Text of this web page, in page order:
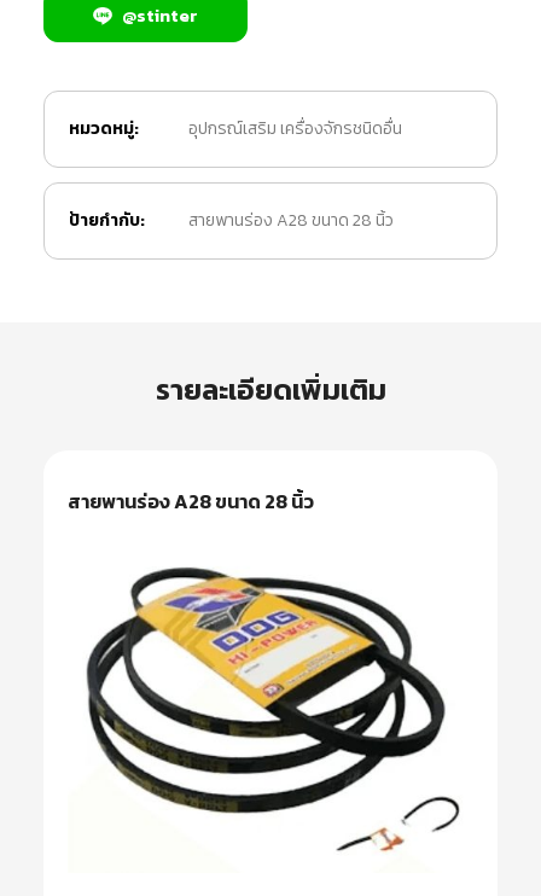
@stinter
หมวดหมู่: อุปกรณ์เสริม เครื่องจักรชนิดอื่น
ป้ายกำกับ: สายพานร่อง A28 ขนาด 28 นิ้ว
รายละเอียดเพิ่มเติม
สายพานร่อง A28 ขนาด 28 นิ้ว